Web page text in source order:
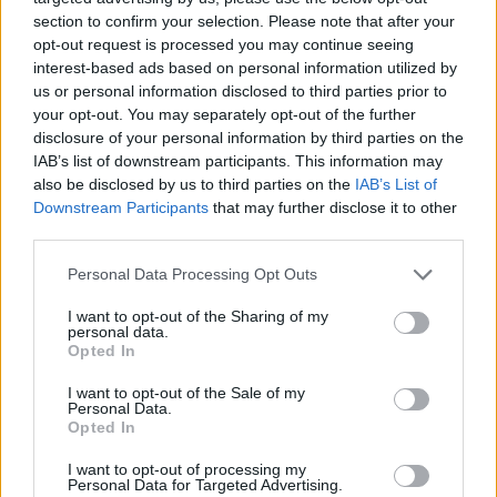
section to confirm your selection. Please note that after your
opt-out request is processed you may continue seeing
interest-based ads based on personal information utilized by
us or personal information disclosed to third parties prior to
your opt-out. You may separately opt-out of the further
disclosure of your personal information by third parties on the
IAB’s list of downstream participants. This information may
also be disclosed by us to third parties on the IAB’s List of
Downstream Participants that may further disclose it to other
Personal Data Processing Opt Outs
I want to opt-out of the Sharing of my
personal data.
Opted In
I want to opt-out of the Sale of my
Personal Data.
Opted In
I want to opt-out of processing my
Personal Data for Targeted Advertising.
będzie sportowy samochód marki Aston Martin!
I will be travelling to Shanghai next month to
compete in EU vs CN tournament. The winner
gets an Aston Martin! Super excited about this
event.pic.twitter.com/eU1qne9rch
— Kacper Kwieciński (@a83650)3 sierpnia
2018
To już piąty turniej, w których najlepsi zawodnicy Chin
zmierzą się z reprezentantami Starego Kontynentu.
Mimo wszystko dopiero od drugiej odsłony zmagań w
puli nagród pojawiły się również sportowe samochody.
przewidywano Ferrari CaliforniaT, czyli auto, którego
wartość na dziś wynosi nieco ponad 200 tysięcy
Aleksandr "Kolento" Malsh, a prestiżowa nagroda